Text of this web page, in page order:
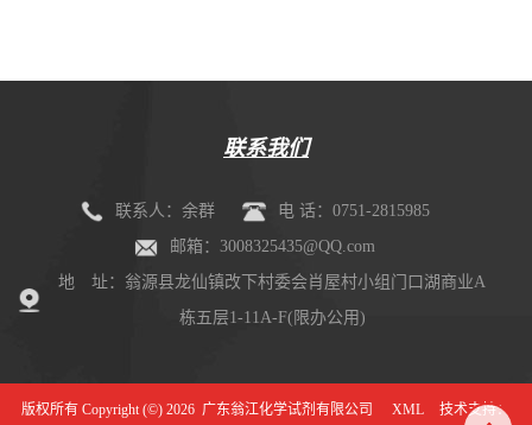
联系我们
联系人：余群
电 话：0751-2815985
邮箱：3008325435@QQ.com
地 址：翁源县龙仙镇改下村委会肖屋村小组门口湖商业A
栋五层1-11A-F(限办公用)
版权所有 Copyright (©) 2026 广东翁江化学试剂有限公司 XML 技术支持：